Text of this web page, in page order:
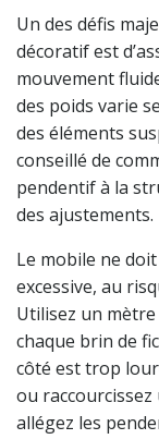
Un des défis
décoratif est
mouvement
des poids varie
des éléments
conseillé de
pendentif à la
des ajustements.
Le mobile ne
excessive, au
Utilisez un
chaque brin de
côté est trop
ou
allégez les